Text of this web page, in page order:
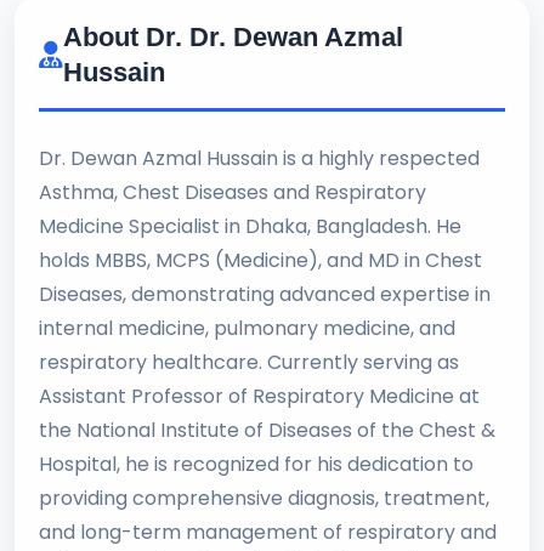
About Dr. Dr. Dewan Azmal
Hussain
Dr. Dewan Azmal Hussain is a highly respected
Asthma, Chest Diseases and Respiratory
Medicine Specialist in Dhaka, Bangladesh. He
holds MBBS, MCPS (Medicine), and MD in Chest
Diseases, demonstrating advanced expertise in
internal medicine, pulmonary medicine, and
respiratory healthcare. Currently serving as
Assistant Professor of Respiratory Medicine at
the National Institute of Diseases of the Chest &
Hospital, he is recognized for his dedication to
providing comprehensive diagnosis, treatment,
and long-term management of respiratory and